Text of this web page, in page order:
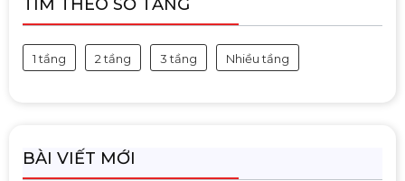
TÌM THEO SỐ TẦNG
1 tầng 2 tầng 3 tầng Nhiều tầng
BÀI VIẾT MỚI